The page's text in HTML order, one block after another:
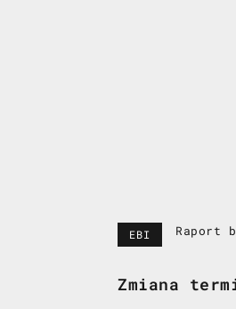
EBI Raport
Zmiana